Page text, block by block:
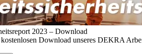
2023 – Download
Download unseres DEKRA